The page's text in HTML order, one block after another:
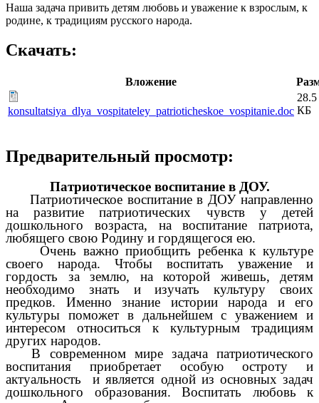
Наша задача привить детям любовь и уважение к взрослым, к
родине, к традициям русского народа.
Скачать:
Вложение
konsultatsiya_dlya_vospitateley_patrioticheskoe_vospitanie.doc
28.5
КБ
Предварительный просмотр:
Патриотическое воспитание в ДОУ.
Патриотическое воспитание в ДОУ направленно
на развитие патриотических чувств у детей
дошкольного возраста, на воспитание патриота,
любящего свою Родину и гордящегося ею.
Очень важно приобщить ребенка к культуре
своего народа. Чтобы воспитать уважение и
гордость за землю, на которой живешь, детям
необходимо знать и изучать культуру своих
предков. Именно знание истории народа и его
культуры поможет в дальнейшем с уважением и
интересом относиться к культурным традициям
других народов.
В современном мире задача патриотического
воспитания приобретает особую остроту и
актуальность и является одной из основных задач
дошкольного образования. Воспитать любовь к